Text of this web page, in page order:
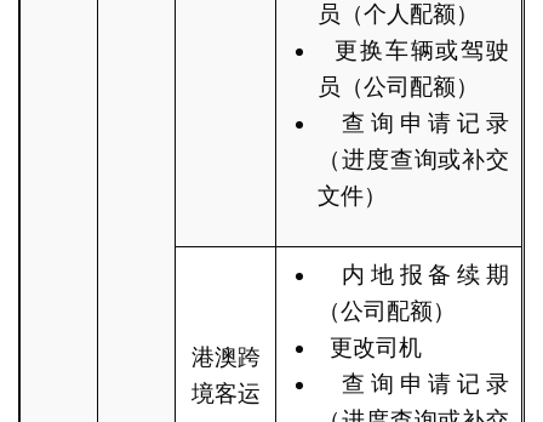
员（个人配额）
更换车辆或驾驶
员（公司配额）
查询申请记录
（进度查询或补交
文件）
港澳跨
境客运
内地报备续期
（公司配额）
更改司机
查询申请记录